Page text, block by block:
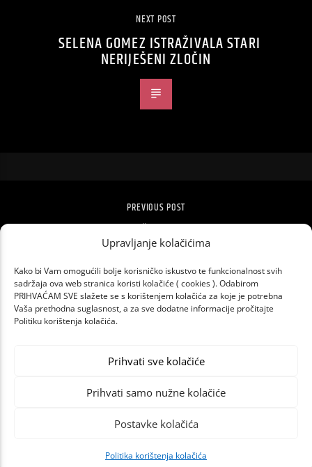
Upravljanje kolačićima
Kako bi Vam omogućili bolje korisničko iskustvo te funkcionalnost svih
sadržaja ova web stranica koristi kolačiće ( cookies ). Odabirom
PRIHVAĆAM SVE slažete se s korištenjem kolačića za koje je potrebna
Vaša prethodna suglasnost, a za sve dodatne informacije pročitajte
Politiku korištenja kolačića.
Prihvati sve kolačiće
Prihvati samo nužne kolačiće
Postavke kolačića
Politika korištenja kolačića
NEXT POST
SELENA GOMEZ ISTRAŽIVALA STARI
NERIJEŠENI ZLOČIN
PREVIOUS POST
BESPLATNA IZLOŽBA I KONCERT ZA DAN
ŽENA U MUZEJU GRADA ZAGREBA